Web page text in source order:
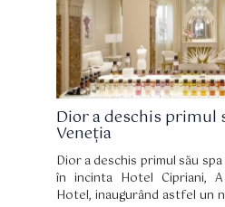
Dior a deschis primul
Veneția
Dior a deschis primul său spa
în incinta Hotel Cipriani,
Hotel, inaugurând astfel un